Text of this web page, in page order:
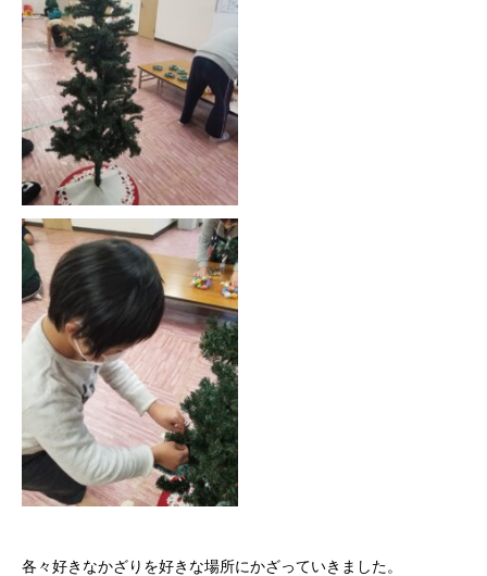
各々好きなかざりを好きな場所にかざっていきました。